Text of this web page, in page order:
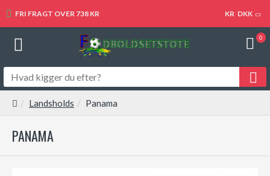
FRI FRAGT OVER 738 KR KR DKK
0
Landsholds Panama
PANAMA